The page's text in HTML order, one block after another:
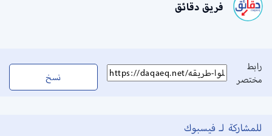
فريق دقائق
رابط
مختصر
نسخ
للمشاركة لـ فيسبوك